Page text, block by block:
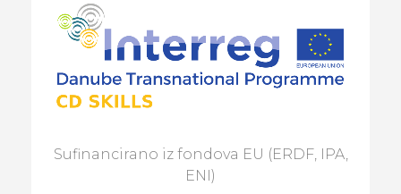
Sufinancirano iz fondova EU (ERDF, IPA,
ENI)